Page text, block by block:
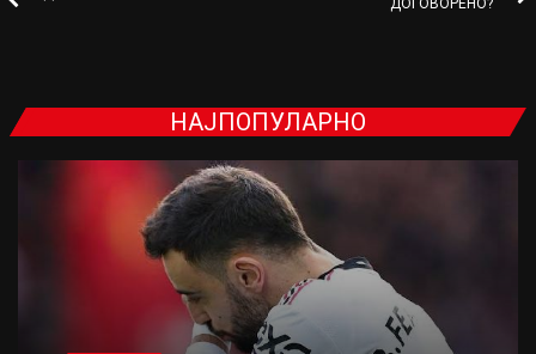
ДОГОВОРЕНО?
НАЈПОПУЛАРНО